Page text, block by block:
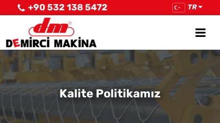
+90 532 138 5472 TR
Kalite Politikamız